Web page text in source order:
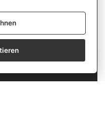
als
Quelle. Es
Daten